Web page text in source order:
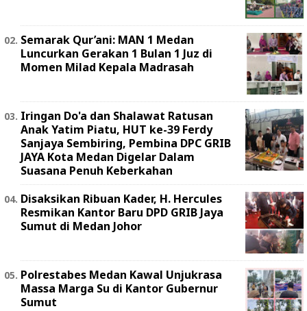
Semarak Qur’ani: MAN 1 Medan
Luncurkan Gerakan 1 Bulan 1 Juz di
Momen Milad Kepala Madrasah
Iringan Do'a dan Shalawat Ratusan
Anak Yatim Piatu, HUT ke-39 Ferdy
Sanjaya Sembiring, Pembina DPC GRIB
JAYA Kota Medan Digelar Dalam
Suasana Penuh Keberkahan
Disaksikan Ribuan Kader, H. Hercules
Resmikan Kantor Baru DPD GRIB Jaya
Sumut di Medan Johor
Polrestabes Medan Kawal Unjukrasa
Massa Marga Su di Kantor Gubernur
Sumut